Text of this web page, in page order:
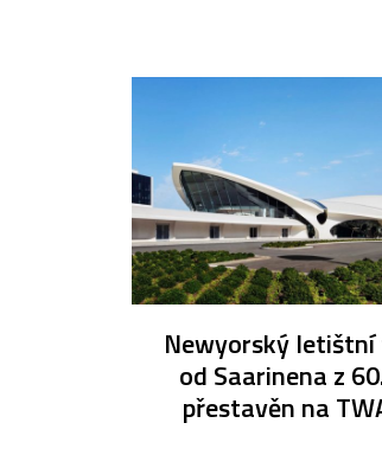
Newyorský
od Saarinena z
přestavěn na